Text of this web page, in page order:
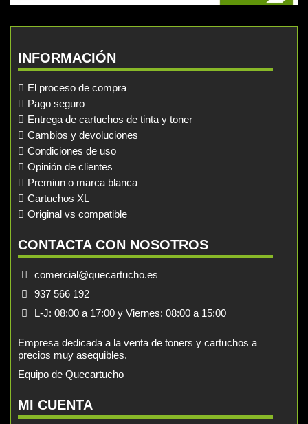
INFORMACIÓN
El proceso de compra
Pago seguro
Entrega de cartuchos de tinta y toner
Cambios y devoluciones
Condiciones de uso
Opinión de clientes
Premiun o marca blanca
Cartuchos XL
Original vs compatible
CONTACTA CON NOSOTROS
comercial@quecartucho.es
937 566 192
L-J: 08:00 a 17:00 y Viernes: 08:00 a 15:00
Empresa dedicada a la venta de toners y cartuchos a
precios muy asequibles.
Equipo de Quecartucho
MI CUENTA